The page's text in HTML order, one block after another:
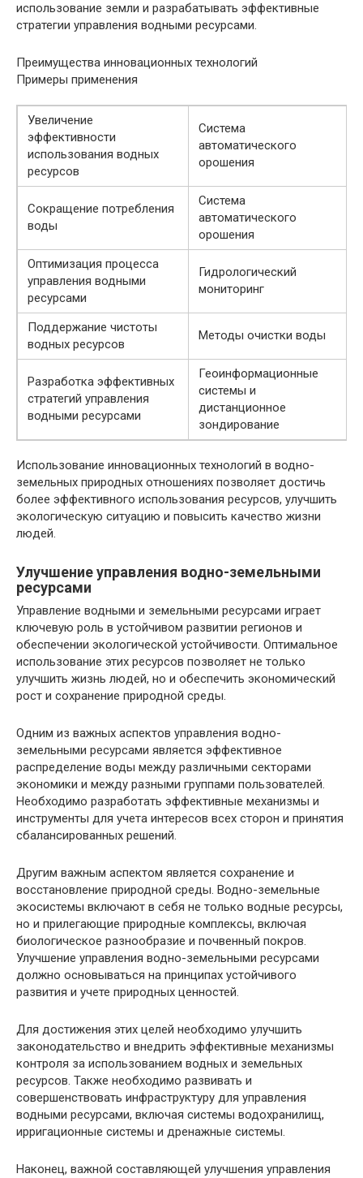
использование земли и разрабатывать эффективные
стратегии управления водными ресурсами.
Преимущества инновационных технологий
Примеры применения
Увеличение
эффективности
использования водных
ресурсов
Система
автоматического
орошения
Сокращение потребления
воды
Система
автоматического
орошения
Оптимизация процесса
управления водными
ресурсами
Гидрологический
мониторинг
Поддержание чистоты
водных ресурсов
Методы очистки воды
Разработка эффективных
стратегий управления
водными ресурсами
Геоинформационные
системы и
дистанционное
зондирование
Использование инновационных технологий в водно-
земельных природных отношениях позволяет достичь
более эффективного использования ресурсов, улучшить
экологическую ситуацию и повысить качество жизни
людей.
Улучшение управления водно-земельными
ресурсами
Управление водными и земельными ресурсами играет
ключевую роль в устойчивом развитии регионов и
обеспечении экологической устойчивости. Оптимальное
использование этих ресурсов позволяет не только
улучшить жизнь людей, но и обеспечить экономический
рост и сохранение природной среды.
Одним из важных аспектов управления водно-
земельными ресурсами является эффективное
распределение воды между различными секторами
экономики и между разными группами пользователей.
Необходимо разработать эффективные механизмы и
инструменты для учета интересов всех сторон и принятия
сбалансированных решений.
Другим важным аспектом является сохранение и
восстановление природной среды. Водно-земельные
экосистемы включают в себя не только водные ресурсы,
но и прилегающие природные комплексы, включая
биологическое разнообразие и почвенный покров.
Улучшение управления водно-земельными ресурсами
должно основываться на принципах устойчивого
развития и учете природных ценностей.
Для достижения этих целей необходимо улучшить
законодательство и внедрить эффективные механизмы
контроля за использованием водных и земельных
ресурсов. Также необходимо развивать и
совершенствовать инфраструктуру для управления
водными ресурсами, включая системы водохранилищ,
ирригационные системы и дренажные системы.
Наконец, важной составляющей улучшения управления